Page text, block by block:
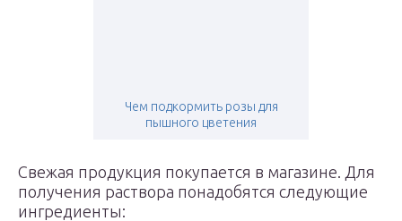
Чем подкормить розы для
пышного цветения
Свежая продукция покупается в магазине. Для
получения раствора понадобятся следующие
ингредиенты: